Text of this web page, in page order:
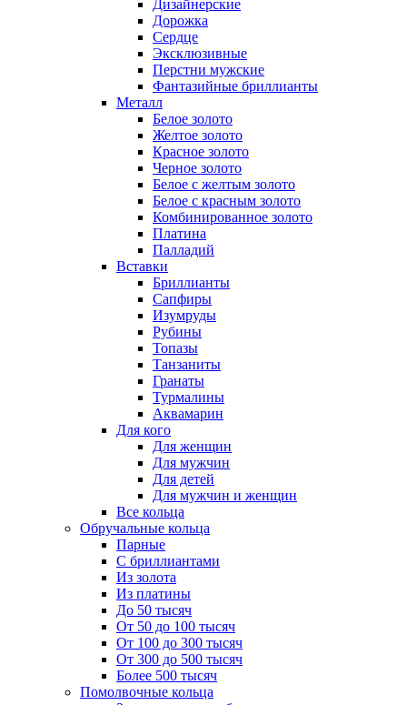
Дизайнерские
Дорожка
Сердце
Эксклюзивные
Перстни мужские
Фантазийные бриллианты
Металл
Белое золото
Желтое золото
Красное золото
Черное золото
Белое с желтым золото
Белое с красным золото
Комбинированное золото
Платина
Палладий
Вставки
Бриллианты
Сапфиры
Изумруды
Рубины
Топазы
Танзаниты
Гранаты
Турмалины
Аквамарин
Для кого
Для женщин
Для мужчин
Для детей
Для мужчин и женщин
Все кольца
Обручальные кольца
Парные
С бриллиантами
Из золота
Из платины
До 50 тысяч
От 50 до 100 тысяч
От 100 до 300 тысяч
От 300 до 500 тысяч
Более 500 тысяч
Помолвочные кольца